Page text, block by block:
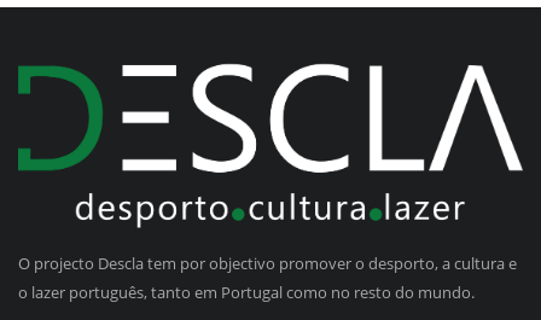
O projecto Descla tem por objectivo promover o desporto, a cultura e
o lazer português, tanto em Portugal como no resto do mundo.